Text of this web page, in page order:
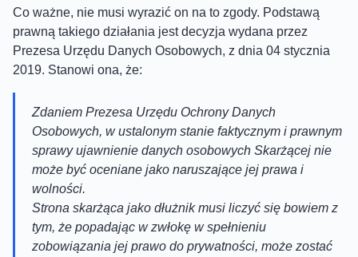
Co ważne, nie musi wyrazić on na to zgody. Podstawą
prawną takiego działania jest decyzja wydana przez
Prezesa Urzędu Danych Osobowych, z dnia 04 stycznia
2019. Stanowi ona, że:
Zdaniem Prezesa Urzędu Ochrony Danych
Osobowych, w ustalonym stanie faktycznym i prawnym
sprawy ujawnienie danych osobowych Skarżącej nie
może być oceniane jako naruszające jej prawa i
wolności.
Strona skarżąca jako dłużnik musi liczyć się bowiem z
tym, że popadając w zwłokę w spełnieniu
zobowiązania jej prawo do prywatności, może zostać